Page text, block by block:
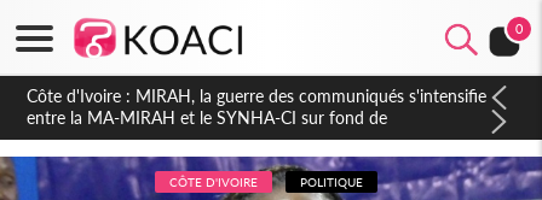
0
Côte d'Ivoire : Indépendance 2026, Thiam plaide pour un
environnement démocratique plus apaisé
CÔTE D'IVOIRE POLITIQUE